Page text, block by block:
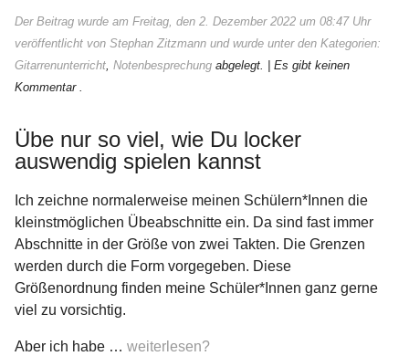
Der Beitrag wurde am Freitag, den 2. Dezember 2022 um 08:47 Uhr
veröffentlicht von Stephan Zitzmann und wurde unter den Kategorien:
Gitarrenunterricht Notenbesprechung abgelegt.
| Es gibt keinen
Kommentar .
Übe nur so viel, wie Du locker
auswendig spielen kannst
Ich zeichne normalerweise meinen Schülern*Innen die
kleinstmöglichen Übeabschnitte ein. Da sind fast immer
Abschnitte in der Größe von zwei Takten. Die Grenzen
werden durch die Form vorgegeben. Diese
Größenordnung finden meine Schüler*Innen ganz gerne
viel zu vorsichtig.
Aber ich habe … weiterlesen?